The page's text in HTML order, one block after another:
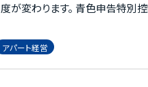
度が変わります。 青色申告特別
なる一方、所得が増えれば税金や
簿管理の負担も大きくなります。 また、法人化
アパート経営